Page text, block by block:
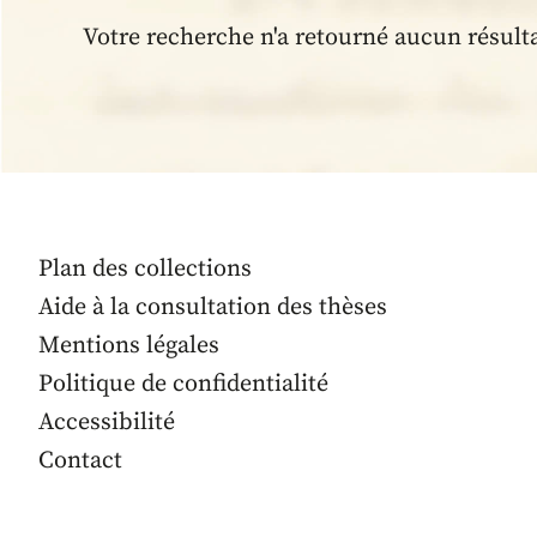
Votre recherche n'a retourné aucun
Plan des collections
Aide à la consultation des thèses
Mentions légales
Politique de confidentialité
Accessibilité
Contact